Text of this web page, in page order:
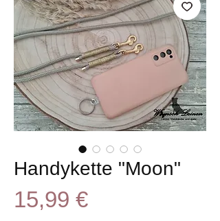
Handykette "Moon"
15,99 €Preis